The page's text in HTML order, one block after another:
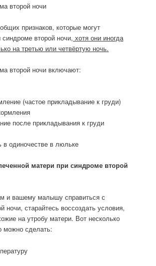
второй ночи
признаков, которые могут
второй ночи, хотя они иногда
на третью или четвёртую ночь.
второй ночи включают:
(частое прикладывание к груди)
после прикладывания к груди
в одиночестве в люльке
матери при синдроме второй
и вашему малышу справиться с
ночи, старайтесь воссоздать условия,
на утробу матери. Вот несколько
можно сделать: